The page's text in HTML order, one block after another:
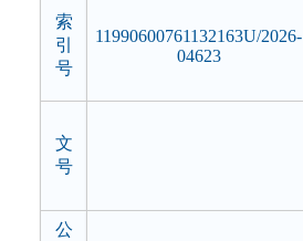
索
引
号
11990600761132163U/2026-
04623
文
号
公